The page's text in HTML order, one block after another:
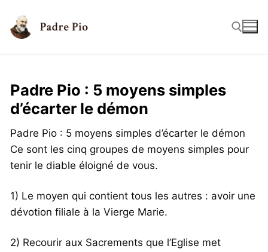
Padre Pio : 5 moyens simples
d’écarter le démon
Padre Pio : 5 moyens simples d’écarter le démon
Ce sont les cinq groupes de moyens simples pour
tenir le diable éloigné de vous.
1) Le moyen qui contient tous les autres : avoir une
dévotion filiale à la Vierge Marie.
2) Recourir aux Sacrements que l’Eglise met